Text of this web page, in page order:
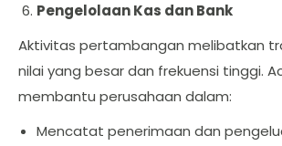
Pengelolaan Kas dan Bank
Aktivitas pertambangan melibatkan
nilai yang besar dan frekuensi tinggi.
membantu perusahaan dalam:
Mencatat penerimaan dan